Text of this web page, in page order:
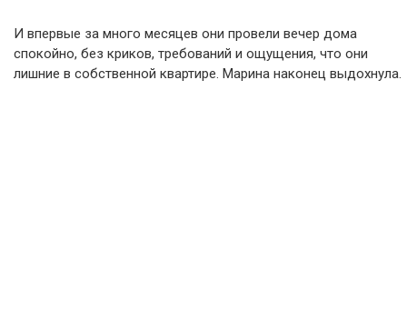
И впервые за много месяцев они провели вечер дома
спокойно, без криков, требований и ощущения, что они
лишние в собственной квартире. Марина наконец выдохнула.